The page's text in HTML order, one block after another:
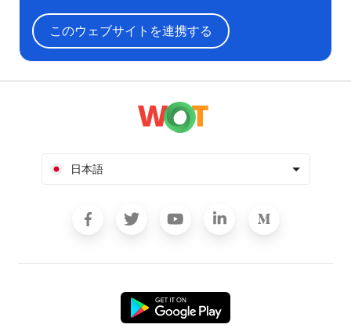
このウェブサイトを連携する
日本語